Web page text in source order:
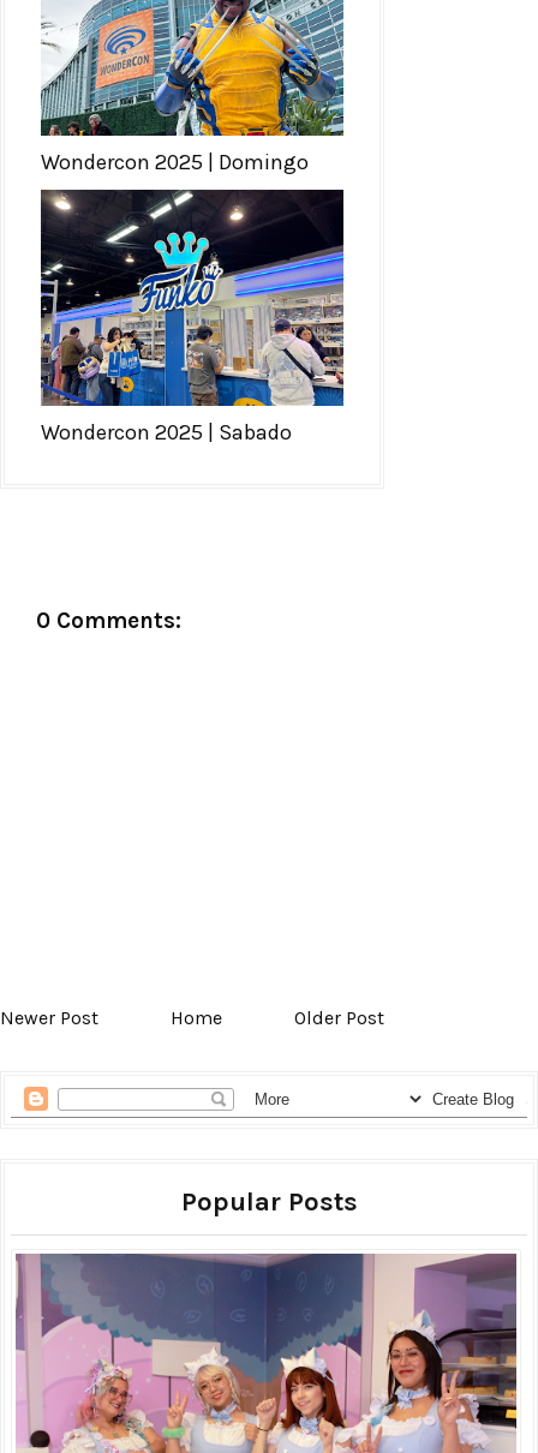
Wondercon 2025 | Domingo
Wondercon 2025 | Sabado
0 Comments:
Newer Post Home Older Post
Popular Posts